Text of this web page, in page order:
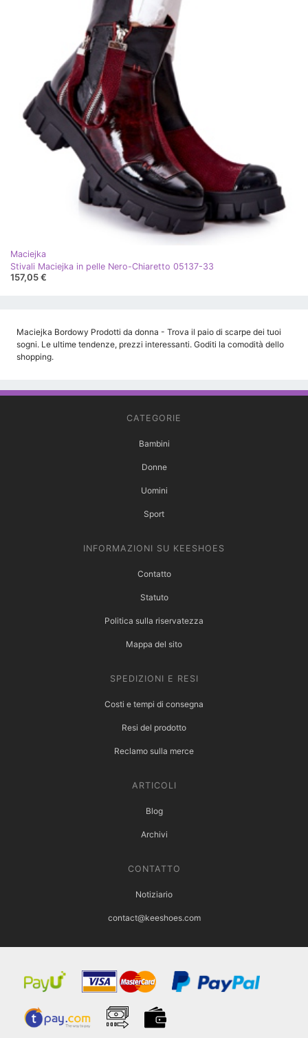
Maciejka
Stivali Maciejka in pelle Nero-Chiaretto 05137-33
157,05 €
Maciejka Bordowy Prodotti da donna - Trova il paio di scarpe dei tuoi
sogni. Le ultime tendenze, prezzi interessanti. Goditi la comodità dello
shopping.
CATEGORIE
Bambini
Donne
Uomini
Sport
INFORMAZIONI SU KEESHOES
Contatto
Statuto
Politica sulla riservatezza
Mappa del sito
SPEDIZIONI E RESI
Costi e tempi di consegna
Resi del prodotto
Reclamo sulla merce
ARTICOLI
Blog
Archivi
CONTATTO
Notiziario
contact@keeshoes.com